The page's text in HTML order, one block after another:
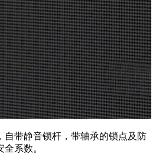
自带静音锁杆，带轴承的锁点及防
系数。